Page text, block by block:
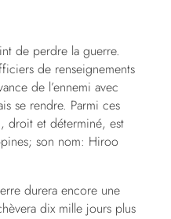
de perdre la guerre.
de renseignements
de l’ennemi avec
se rendre. Parmi ces
droit et déterminé, est
son nom: Hiroo
durera encore une
dix mille jours plus